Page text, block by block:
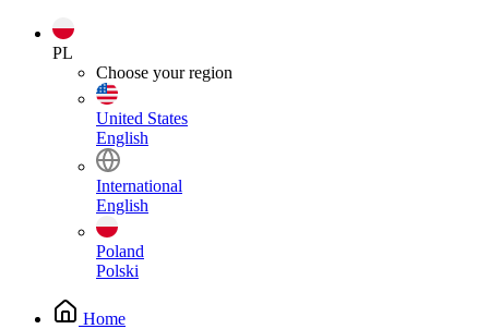
PL
Choose your region
United States
English
International
English
Poland
Polski
Home